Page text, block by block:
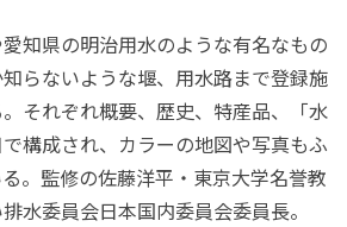
知県の明治用水のような有名なもの
らないような堰、用水路まで登録施
それぞれ概要、歴史、特産品、「水
構成され、カラーの地図や写真もふ
。監修の佐藤洋平・東京大学名誉教
水委員会日本国内委員会委員長。